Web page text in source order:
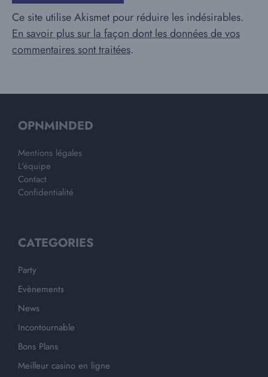
Ce site utilise Akismet pour réduire les indésirables.
En savoir plus sur la façon dont les données de vos
commentaires sont traitées.
OPNMINDED
Mentions légales
L'équipe
Contact
Confidentialité
CATEGORIES
Party
Evènements
News
Incontournable
Bons Plans
Meilleur casino en ligne